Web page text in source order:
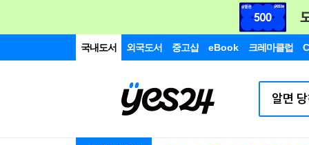
국내도서 외국도서 중고샵 eBook 크레마클럽